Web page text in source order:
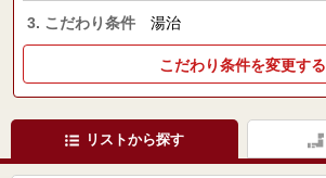
3. こだわり条件 湯治
こだわり条件を変更する
リストから探す